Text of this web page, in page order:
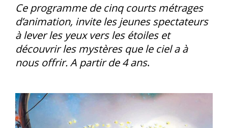
Ce programme de cinq courts métrages
d’animation, invite les jeunes spectateurs
à lever les yeux vers les étoiles et
découvrir les mystères que le ciel a à
nous offrir. A partir de 4 ans.